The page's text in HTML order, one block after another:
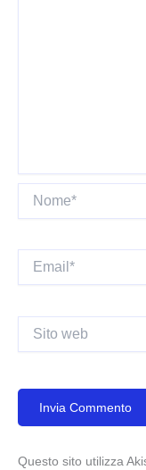
Email*
web
Questo sito utilizza